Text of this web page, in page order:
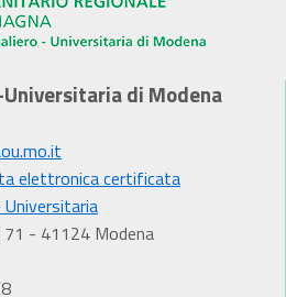
di Modena
elettronica certificata
Universitaria
71 - 41124 Modena